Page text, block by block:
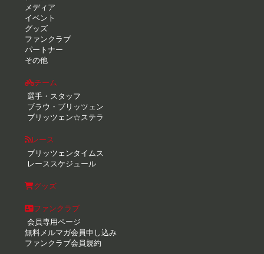
メディア
イベント
グッズ
ファンクラブ
パートナー
その他
チーム
選手・スタッフ
ブラウ・ブリッツェン
ブリッツェン☆ステラ
レース
ブリッツェンタイムス
レーススケジュール
グッズ
ファンクラブ
会員専用ページ
無料メルマガ会員申し込み
ファンクラブ会員規約